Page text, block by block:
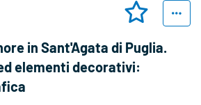
in Sant'Agata di Puglia.
elementi decorativi: